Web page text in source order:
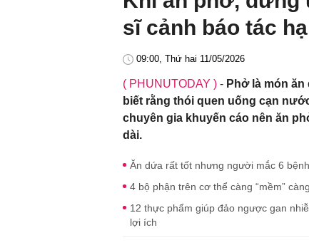
sĩ cảnh báo tác
09:00, Thứ hai 11/05/2026
( PHUNUTODAY ) - Phở là món
biết rằng thói quen uống cạn
chuyên gia khuyến cáo nên ăn
dài.
Ăn dứa rất tốt nhưng người mắc 6
4 bộ phận trên cơ thể càng “mềm”
12 thực phẩm giúp đảo ngược gan
lợi ích